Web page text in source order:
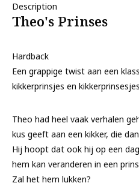
Description
Theo's Prinses
Hardback
Een grappige twist aan een
kikkerprinsjes en
Theo had heel vaak verhalen
kus geeft aan een kikker, die
Hij hoopt dat ook hij op een
hem kan veranderen in een
Zal het hem lukken?